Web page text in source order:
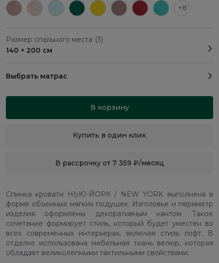
+8
Размер спального места (3)
140 × 200 см
Выбрать матрас
В корзину
Купить в один клик
В рассрочку от 7 359 ₽/месяц
Спинка кровати НЬЮ-ЙОРК / NEW YORK выполнена в
форме объемных мягких подушек. Изголовье и периметр
изделия оформлены декоративным кантом. Такое
сочетание формирует стиль, который будет уместен во
всех современных интерьерах, включая стиль лофт. В
отделке использована мебельная ткань велюр, которая
обладает великолепными тактильными свойствами.